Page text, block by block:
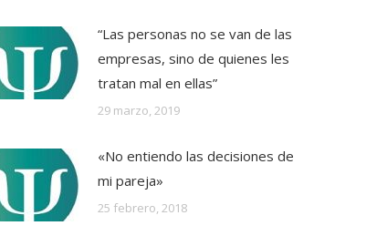
“Las personas no se van de las
empresas, sino de quienes les
tratan mal en ellas”
29 marzo, 2019
«No entiendo las decisiones de
mi pareja»
25 febrero, 2018